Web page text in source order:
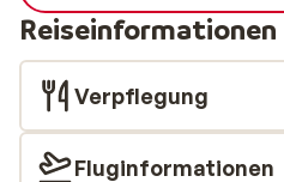
Reiseinformationen
Verpflegung
Fluginformationen